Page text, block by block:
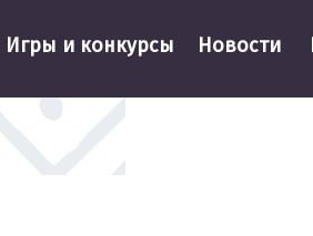
Игры и конкурсы Новости